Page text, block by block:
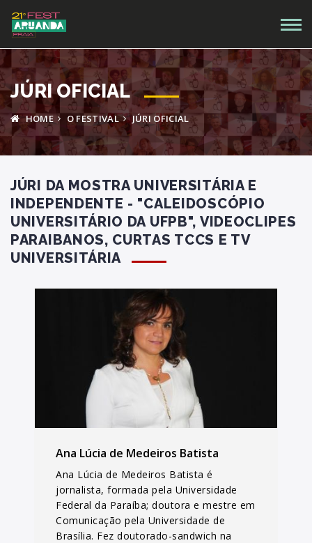
JÚRI OFICIAL
HOME O FESTIVAL JÚRI OFICIAL
JÚRI DA MOSTRA UNIVERSITÁRIA E
INDEPENDENTE - "CALEIDOSCÓPIO
UNIVERSITÁRIO DA UFPB", VIDEOCLIPES
PARAIBANOS, CURTAS TCCS E TV
UNIVERSITÁRIA
Ana Lúcia de Medeiros Batista
Ana Lúcia de Medeiros Batista é
jornalista, formada pela Universidade
Federal da Paraíba; doutora e mestre em
Comunicação pela Universidade de
Brasília. Fez doutorado-sandwich na